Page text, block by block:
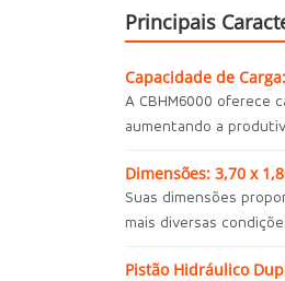
Principais
Capacidade de
A CBHM6000 oferece
aumentando a
Dimensões: 3,70 x
Suas dimensões
mais diversas
Pistão Hidráulico